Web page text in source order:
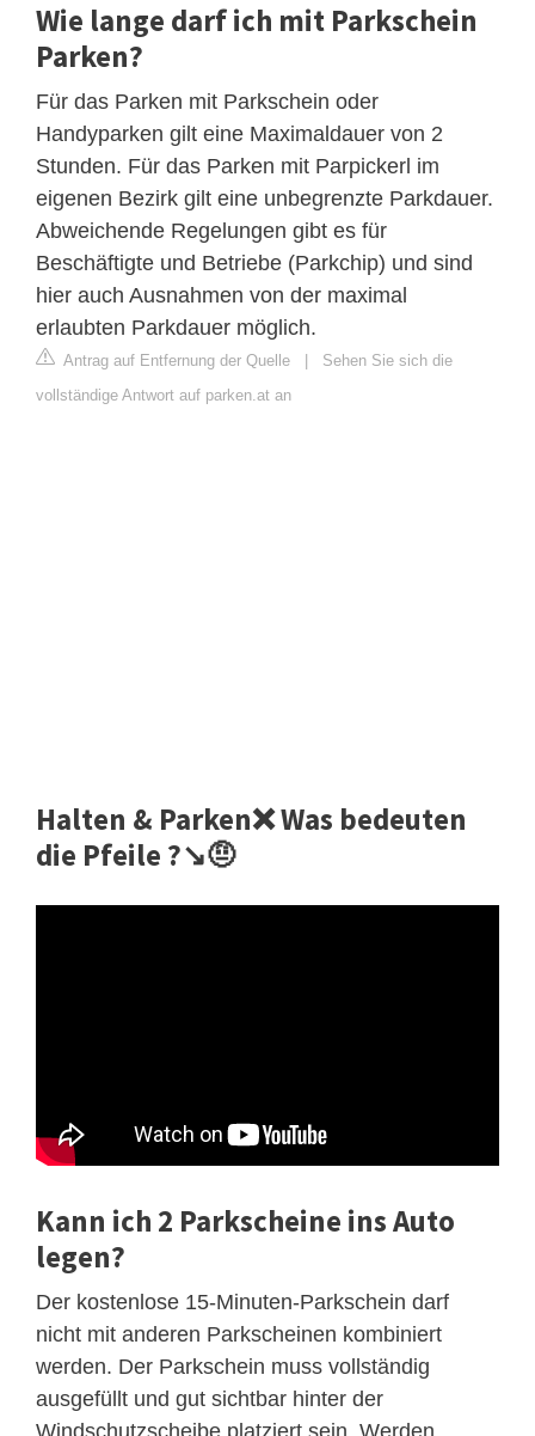
Wie lange darf ich mit Parkschein
Parken?
Für das Parken mit Parkschein oder
Handyparken gilt eine Maximaldauer von 2
Stunden. Für das Parken mit Parpickerl im
eigenen Bezirk gilt eine unbegrenzte Parkdauer.
Abweichende Regelungen gibt es für
Beschäftigte und Betriebe (Parkchip) und sind
hier auch Ausnahmen von der maximal
erlaubten Parkdauer möglich.
Antrag auf Entfernung der Quelle
Sehen Sie sich die
vollständige Antwort auf parken.at an
Halten & Parken❌ Was bedeuten
die Pfeile ?↘️🤨
Kann ich 2 Parkscheine ins Auto
legen?
Der kostenlose 15-Minuten-Parkschein darf
nicht mit anderen Parkscheinen kombiniert
werden. Der Parkschein muss vollständig
ausgefüllt und gut sichtbar hinter der
Windschutzscheibe platziert sein. Werden